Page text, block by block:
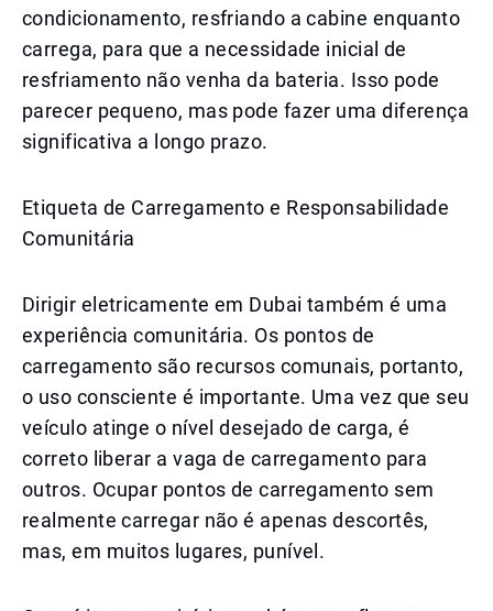
condicionamento, resfriando a cabine enquanto
carrega, para que a necessidade inicial de
resfriamento não venha da bateria. Isso pode
parecer pequeno, mas pode fazer uma diferença
significativa a longo prazo.
Etiqueta de Carregamento e Responsabilidade
Comunitária
Dirigir eletricamente em Dubai também é uma
experiência comunitária. Os pontos de
carregamento são recursos comunais, portanto,
o uso consciente é importante. Uma vez que seu
veículo atinge o nível desejado de carga, é
correto liberar a vaga de carregamento para
outros. Ocupar pontos de carregamento sem
realmente carregar não é apenas descortês,
mas, em muitos lugares, punível.